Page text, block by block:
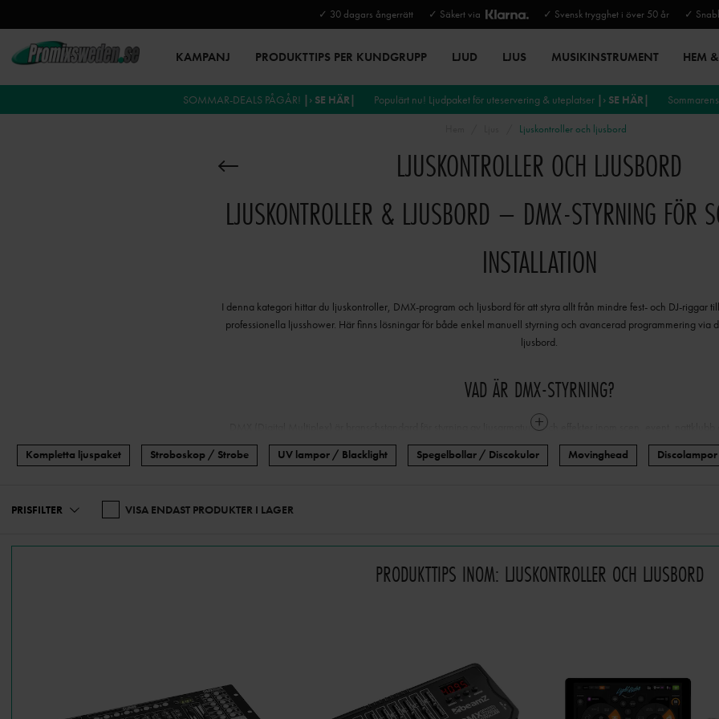
✓ 30 dagars ångerrätt ✓ Säkert via ✓ Svensk trygghet i över 50 år ✓
KAMPANJ PRODUKTTIPS PER KUNDGRUPP LJUD LJUS MUSIKINSTRUMENT HEM
SOMMAR-DEALS PÅGÅR! |› SE HÄR| Populärt nu! Ljudpaket för uteservering & uteplatser |› SE HÄR|
Ljuskontroller och ljusbord
LJUSKONTROLLER OCH LJUSBORD
LJUSKONTROLLER & LJUSBORD – DMX-STYRNING FÖR
INSTALLATION
I denna kategori hittar du ljuskontroller, DMX-program och ljusbord för att styra allt från mindre fest- och DJ-riggar
professionella ljusshower. Här finns lösningar för både enkel manuell styrning och avancerad programmering via
ljusbord.
VAD ÄR DMX-STYRNING?
DMX (Digital Multiplex) är branschstandard för styrning av ljusarmaturer och effekter inom scen, event, nattklubb
system kan du kontrollera flera armaturer samtidigt, skapa scener, sekvenser och chase-program, samt anpassa
efter musik, tempo och stämning.
Vi erbjuder traditionellaljusbordoch DMX-hårdvarukontroller som passar allt från mindre mobil-DJ-riggar till
direkt fysisk kontroll via faders, knappar och vred och är idealiska för live-styrning där snabb respons
Rack- och bordslösningar för fasta installationer
TRÅDLÖS DMX – FLEXIBEL OCH SMIDIG LÖSNING
Kompletta ljuspaket Stroboskop / Strobe UV lampor / Blacklight Spegelbollar / Discokulor Movinghead Discolampor
PRISFILTER VISA ENDAST PRODUKTER I LAGER
PRODUKTTIPS INOM: LJUSKONTROLLER OCH LJUSBORD